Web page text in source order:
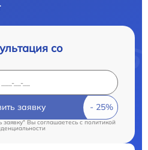
со
заявку
заявку" Вы соглашаетесь cполитикой